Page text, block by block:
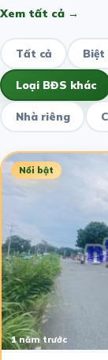
Xem tất cả →
Tất cả Biệt
Loại BĐS khác
Nhà riêng
Nổi bật
1 năm trước